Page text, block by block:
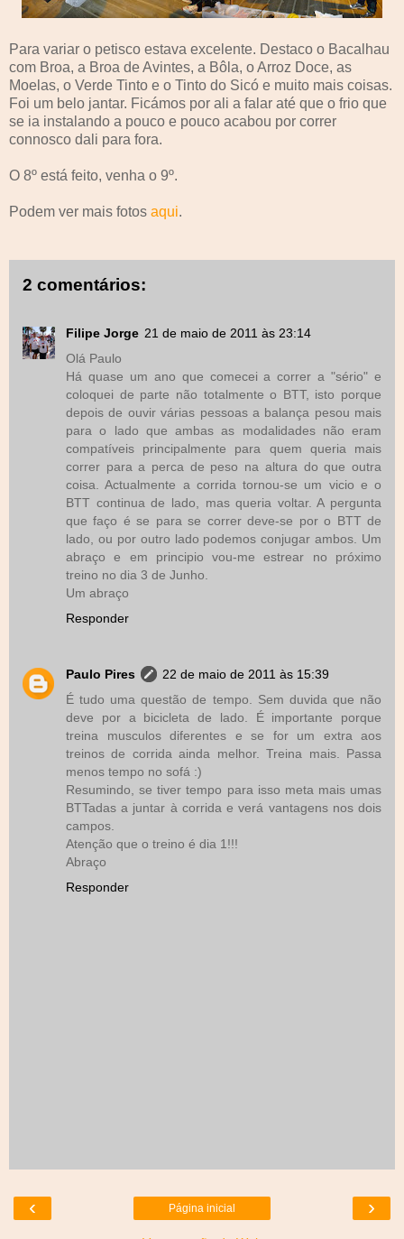
Para variar o petisco estava excelente. Destaco o Bacalhau
com Broa, a Broa de Avintes, a Bôla, o Arroz Doce, as
Moelas, o Verde Tinto e o Tinto do Sicó e muito mais coisas.
Foi um belo jantar. Ficámos por ali a falar até que o frio que
se ia instalando a pouco e pouco acabou por correr
connosco dali para fora.
O 8º está feito, venha o 9º.
Podem ver mais fotos aqui.
2 comentários:
Filipe Jorge 21 de maio de 2011 às 23:14
Olá Paulo
Há quase um ano que comecei a correr a "sério" e
coloquei de parte não totalmente o BTT, isto porque
depois de ouvir várias pessoas a balança pesou mais
para o lado que ambas as modalidades não eram
compatíveis principalmente para quem queria mais
correr para a perca de peso na altura do que outra
coisa. Actualmente a corrida tornou-se um vicio e o
BTT continua de lado, mas queria voltar. A pergunta
que faço é se para se correr deve-se por o BTT de
lado, ou por outro lado podemos conjugar ambos. Um
abraço e em principio vou-me estrear no próximo
treino no dia 3 de Junho.
Um abraço
Responder
Paulo Pires
22 de maio de 2011 às 15:39
É tudo uma questão de tempo. Sem duvida que não
deve por a bicicleta de lado. É importante porque
treina musculos diferentes e se for um extra aos
treinos de corrida ainda melhor. Treina mais. Passa
menos tempo no sofá :)
Resumindo, se tiver tempo para isso meta mais umas
BTTadas a juntar à corrida e verá vantagens nos dois
campos.
Atenção que o treino é dia 1!!!
Abraço
Responder
‹ ›
Página inicial